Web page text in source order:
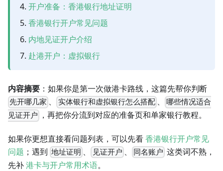
开户准备：香港银行地址证明
香港银行开户常见问题
内地见证开户介绍
赴港开户：虚拟银行
内容摘要 ：如果你是第一次做港卡路线，这篇先帮你判断
先开哪几家 、 实体银行和虚拟银行怎么搭配、
哪些情况适合
见证开户
，再把你分流到对应的准备页和单家银行教程。
如果你更想直接看问题列表，可以先看香港银行开户常见
问题 ；遇到 地址证明 、 见证开户 、 同名账户 这类词不熟，
先补港卡与开户常用术语。